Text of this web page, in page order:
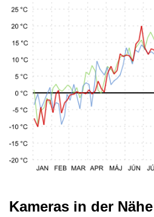
Kameras in der Nähe